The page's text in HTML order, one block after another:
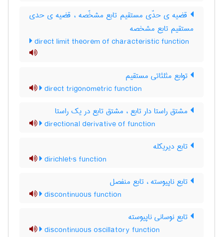
قضیه ی حدّی مستقیم تابع مشخّصه ، قضیه ی حدی
مستقیم تابع مشخصه
direct limit theorem of characteristic function
توابع مثلثاتی مستقیم
direct trigonometric function
مشتق راستا دار تابع ، مشتق تابع در یک راستا
directional derivative of function
تابع دیریکله
dirichlet's function
تابع ناپیوسته ، تابع منفصل
discontinuous function
تابع نوسانی ناپیوسته
discontinuous oscillatory function